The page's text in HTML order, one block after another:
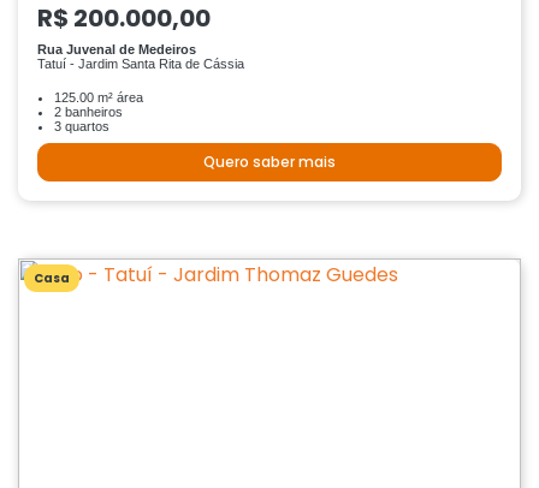
R$ 200.000,00
Rua Juvenal de Medeiros
Tatuí - Jardim Santa Rita de Cássia
125.00 m² área
2 banheiros
3 quartos
Quero saber mais
Casa